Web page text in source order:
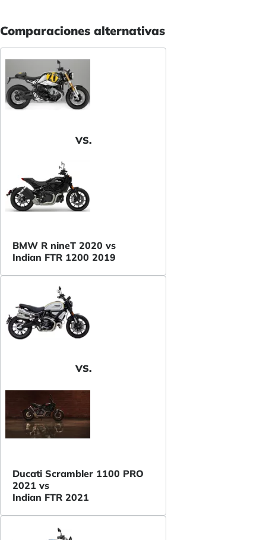
Comparaciones alternativas
VS.
BMW R nineT 2020 vs
Indian FTR 1200 2019
VS.
Ducati Scrambler 1100 PRO
2021 vs
Indian FTR 2021